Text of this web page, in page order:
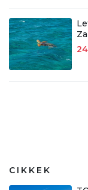
CIKKEK